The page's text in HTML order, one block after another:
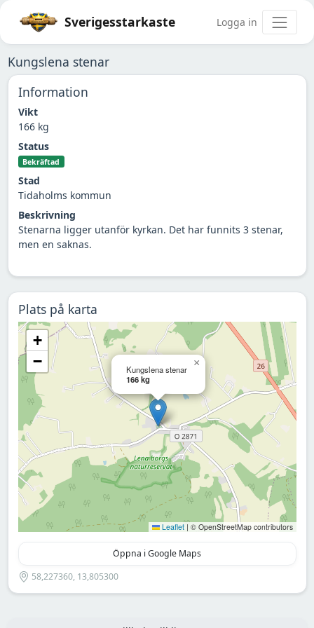
Sverigesstarkaste Logga in
Kungslena stenar
Information
Vikt
166 kg
Status
Bekräftad
Stad
Tidaholms kommun
Beskrivning
Stenarna ligger utanför kyrkan. Det har funnits 3 stenar,
men en saknas.
Plats på karta
Kungslena stenar
166 kg
×
+
−
Leaflet | © OpenStreetMap contributors
Öppna i Google Maps
58,227360, 13,805300